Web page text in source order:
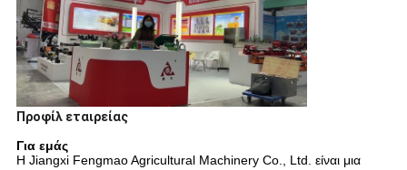
Προφίλ εταιρείας
Για εμάς
Η Jiangxi Fengmao Agricultural Machinery Co., Ltd. είναι μια